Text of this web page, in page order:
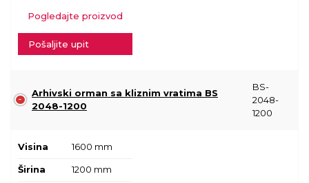
Pogledajte proizvod
Pošaljite upit
Arhivski orman sa kliznim vratima BS
2048-1200
BS-
2048-
1200
Visina 1600 mm
Širina 1200 mm